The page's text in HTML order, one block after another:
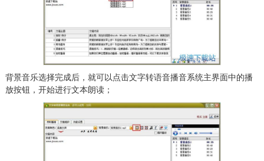
背景音乐选择完成后，就可以点击文字转语音播音系统主界面中的播
放按钮，开始进行文本朗读；